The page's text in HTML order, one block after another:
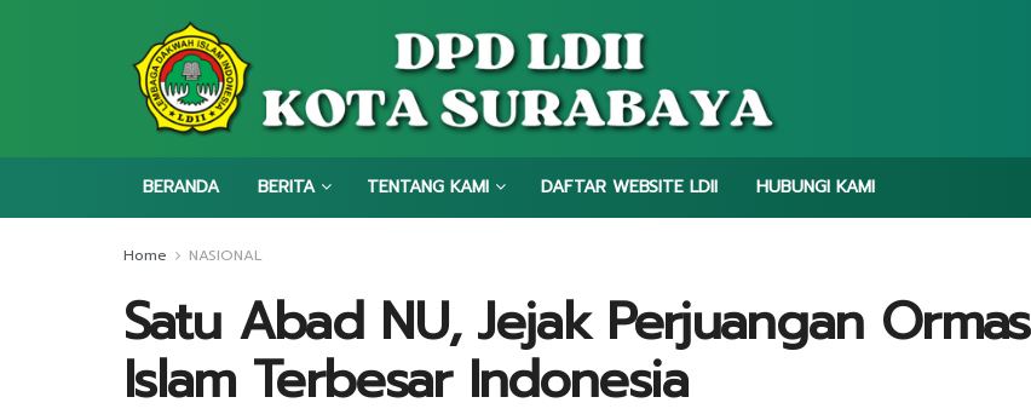
BERANDA BERITA TENTANG KAMI DAFTAR WEBSITE LDII HUBUNGI KAMI
Home NASIONAL
Satu Abad NU, Jejak Perjuangan Ormas
Islam Terbesar Indonesia